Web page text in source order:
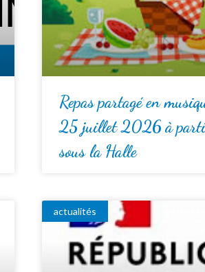
Repas partagé en
25 juillet 2026 à
sous la Halle
actualités